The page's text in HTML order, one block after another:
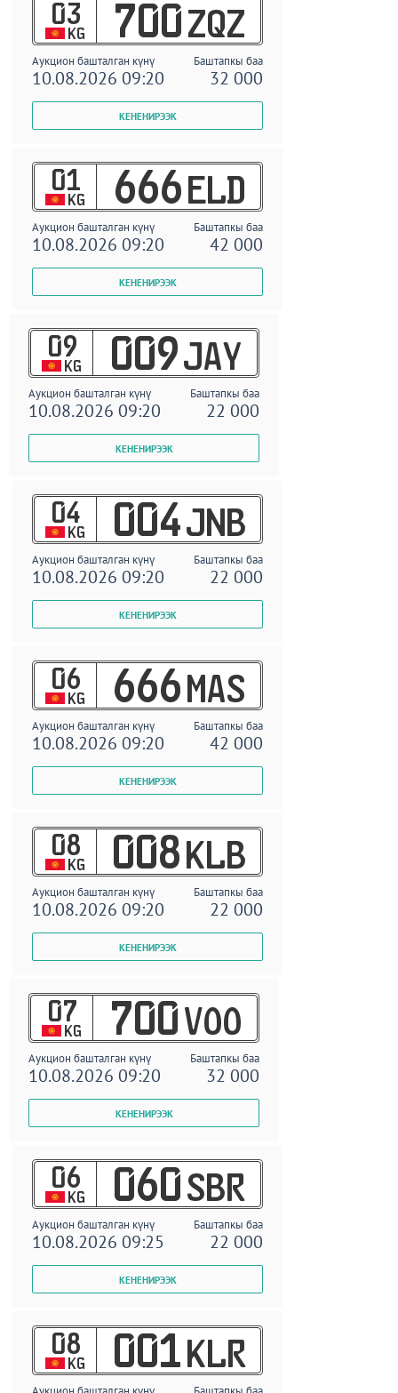
03
KG 700 ZQZ
Аукцион башталган күнү Баштапкы баа
10.08.2026 09:20 32 000
01
KG 666 ELD
Аукцион башталган күнү Баштапкы баа
10.08.2026 09:20 42 000
09
KG 009 JAY
Аукцион башталган күнү Баштапкы баа
10.08.2026 09:20 22 000
04
KG 004 JNB
Аукцион башталган күнү Баштапкы баа
10.08.2026 09:20 22 000
06
KG 666 MAS
Аукцион башталган күнү Баштапкы баа
10.08.2026 09:20 42 000
08
KG 008 KLB
Аукцион башталган күнү Баштапкы баа
10.08.2026 09:20 22 000
07
KG 700 VOO
Аукцион башталган күнү Баштапкы баа
10.08.2026 09:20 32 000
06
KG 060 SBR
Аукцион башталган күнү Баштапкы баа
10.08.2026 09:25 22 000
08
KG 001 KLR